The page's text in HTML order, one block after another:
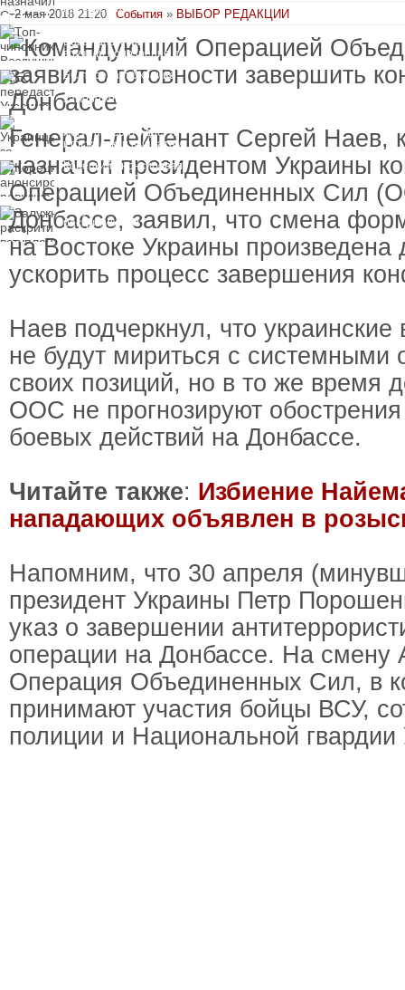
пресечения
Воздушных сил
вручили подозрение по
делу о растрате более
1 млрд гривен
ЕС передаст Украине
средства от доходов от
замороженных активов
России
могут потерять доступ
к госжилью и выплатам
Корецкий анонсировал
ревизию госбюджета
Залужный
раскритиковал
вступление Украины в
НАТО и предлагает
другие варианты
2 мая 2018 21:20 События » ВЫБОР РЕДАКЦИИ
Генерал-лейтенант Сергей Наев,
назначен президентом Украины
Операцией Объединенных Сил
Донбассе, заявил, что смена
на Востоке Украины произведена
ускорить процесс завершения
Наев подчеркнул, что
не будут мириться с системными
своих позиций, но в то же время
ООС не прогнозируют обострения
боевых действий на Донбассе.
Читайте также: Избиение
нападающих объявлен в
Напомним, что 30 апреля
президент Украины Петр
указ о завершении
операции на Донбассе. На
Операция Объединенных Сил, в
принимают участия бойцы ВСУ,
полиции и Национальной